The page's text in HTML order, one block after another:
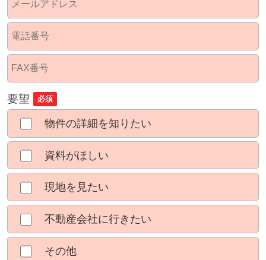
要望 必須
物件の詳細を知りたい
資料がほしい
現地を見たい
不動産会社に行きたい
その他